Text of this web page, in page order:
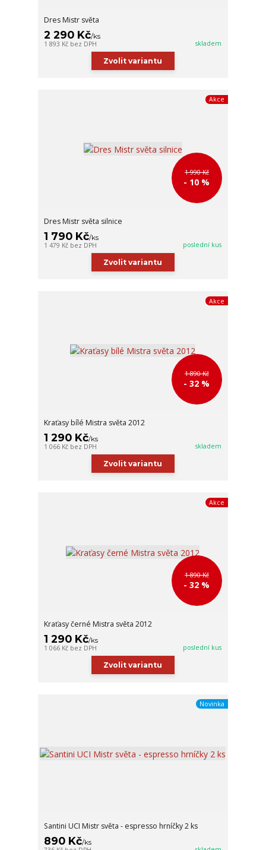
Dres Mistr světa
2 290 Kč/ks
1 893 Kč bez DPH skladem
Zvolit variantu
Akce
1 990 Kč
- 10 %
Dres Mistr světa silnice
1 790 Kč/ks
1 479 Kč bez DPH poslední kus
Zvolit variantu
Akce
1 890 Kč
- 32 %
Kraťasy bílé Mistra světa 2012
1 290 Kč/ks
1 066 Kč bez DPH skladem
Zvolit variantu
Akce
1 890 Kč
- 32 %
Kraťasy černé Mistra světa 2012
1 290 Kč/ks
1 066 Kč bez DPH poslední kus
Zvolit variantu
Novinka
Santini UCI Mistr světa - espresso hrníčky 2 ks
890 Kč/ks